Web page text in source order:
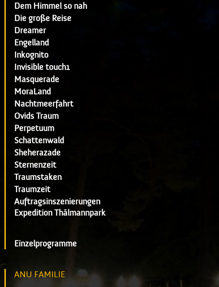
Dem Himmel so nah
Die große Reise
Dreamer
Engelland
Inkognito
Invisible touch1
Masquerade
MoraLand
Nachtmeerfahrt
Ovids Traum
Perpetuum
Schattenwald
Sheherazade
Sternenzeit
Traumstaken
Traumzeit
Auftragsinszenierungen
Expedition Thälmannpark
Einzelprogramme
ANU FAMILIE